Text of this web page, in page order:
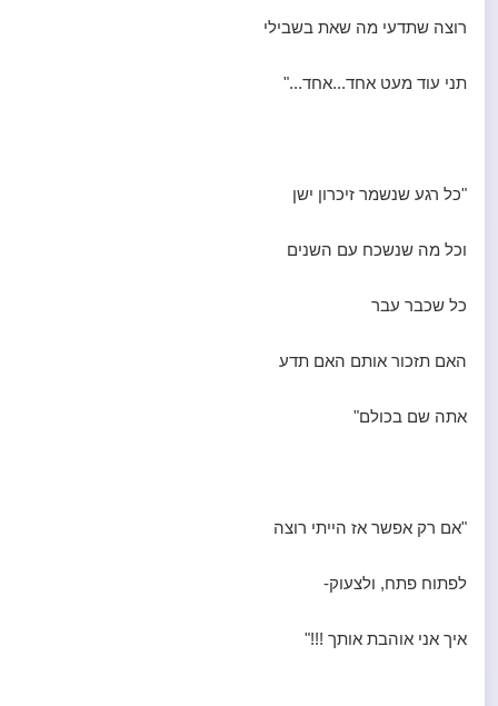
רוצה שתדעי מה שאת בשבילי
תני עוד מעט אחד...אחד..."
"כל רגע שנשמר זיכרון ישן
וכל מה שנשכח עם השנים
כל שכבר עבר
האם תזכור אותם האם תדע
אתה שם בכולם"
"אם רק אפשר אז הייתי רוצה
לפתוח פתח, ולצעוק-
איך אני אוהבת אותך !!!"